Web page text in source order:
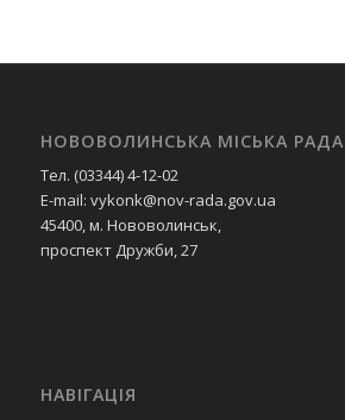
НОВОВОЛИНСЬКА МІСЬКА РАДА
Тел. (03344) 4-12-02
E-mail: vykonk@nov-rada.gov.ua
45400, м. Нововолинськ,
проспект Дружби, 27
НАВІГАЦІЯ